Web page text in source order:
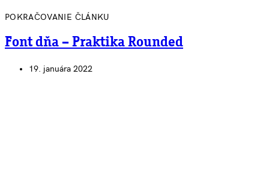
POKRAČOVANIE ČLÁNKU
Font dňa – Praktika Rounded
19. januára 2022